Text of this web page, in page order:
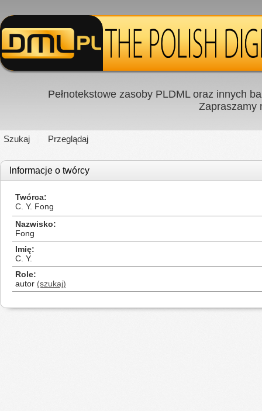
Pełnotekstowe zasoby PLDML oraz innych
Zapraszamy
Szukaj Przeglądaj
Informacje o twórcy
Twórca
C. Y. Fong
Nazwisko
Fong
Imię
C. Y.
Role
autor (szukaj)